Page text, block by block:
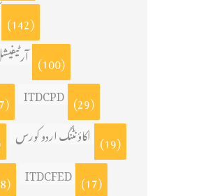
(142)
(100)
ITDCPD (29)
اکاؤنٹنگ اردو کورس (19)
ITDCFED (17)